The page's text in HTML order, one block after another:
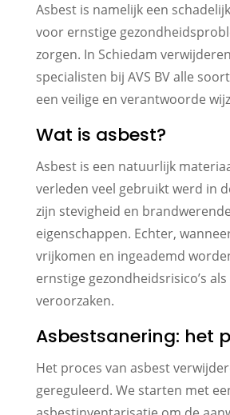
Asbest is namelijk een
voor ernstige
zorgen. In Schiedam
specialisten bij AVS BV alle
een veilige en verantwoorde
Wat is asbest?
Asbest is een natuurlijk
verleden veel gebruikt werd in
zijn stevigheid en brandwerende
eigenschappen. Echter,
vrijkomen en ingeademd
ernstige gezondheidsrisico’s
veroorzaken.
Asbestsanering: het
Het proces van asbest
gereguleerd. We starten met